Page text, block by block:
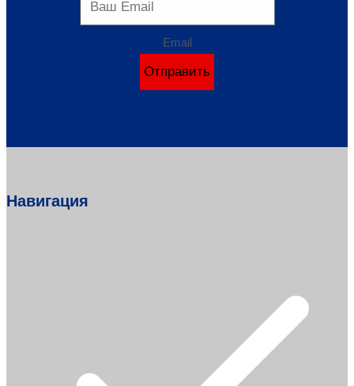
Email
Отправить
Навигация